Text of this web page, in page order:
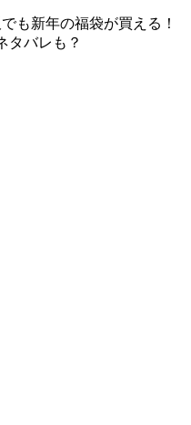
も新年の福袋が買える！
タバレも？